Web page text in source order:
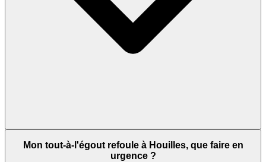
Mon tout-à-l'égout refoule à Houilles, que faire en
urgence ?